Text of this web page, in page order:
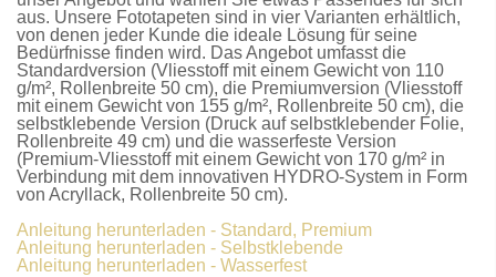
aus. Unsere Fototapeten sind in vier Varianten erhältlich,
von denen jeder Kunde die ideale Lösung für seine
Bedürfnisse finden wird. Das Angebot umfasst die
Standardversion (Vliesstoff mit einem Gewicht von 110
g/m², Rollenbreite 50 cm), die Premiumversion (Vliesstoff
mit einem Gewicht von 155 g/m², Rollenbreite 50 cm), die
selbstklebende Version (Druck auf selbstklebender Folie,
Rollenbreite 49 cm) und die wasserfeste Version
(Premium-Vliesstoff mit einem Gewicht von 170 g/m² in
Verbindung mit dem innovativen HYDRO-System in Form
von Acryllack, Rollenbreite 50 cm).
Anleitung herunterladen - Standard, Premium
Anleitung herunterladen - Selbstklebende
Anleitung herunterladen - Wasserfest